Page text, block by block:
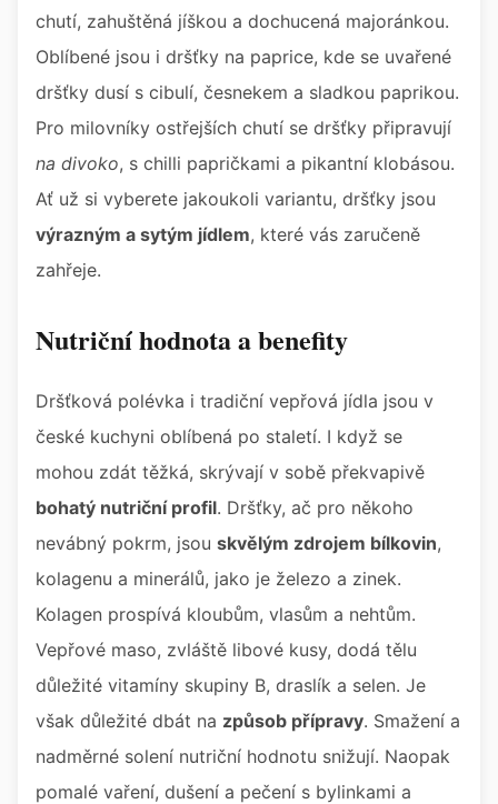
chutí, zahuštěná jíškou a dochucená majoránkou.
Oblíbené jsou i dršťky na paprice, kde se uvařené
dršťky dusí s cibulí, česnekem a sladkou paprikou.
Pro milovníky ostřejších chutí se dršťky připravují
na divoko, s chilli papričkami a pikantní klobásou.
Ať už si vyberete jakoukoli variantu, dršťky jsou
výrazným a sytým jídlem, které vás zaručeně
zahřeje.
Nutriční hodnota a benefity
Dršťková polévka i tradiční vepřová jídla jsou v
české kuchyni oblíbená po staletí. I když se
mohou zdát těžká, skrývají v sobě překvapivě
bohatý nutriční profil. Dršťky, ač pro někoho
nevábný pokrm, jsou skvělým zdrojem bílkovin,
kolagenu a minerálů, jako je železo a zinek.
Kolagen prospívá kloubům, vlasům a nehtům.
Vepřové maso, zvláště libové kusy, dodá tělu
důležité vitamíny skupiny B, draslík a selen. Je
však důležité dbát na způsob přípravy. Smažení a
nadměrné solení nutriční hodnotu snižují. Naopak
pomalé vaření, dušení a pečení s bylinkami a